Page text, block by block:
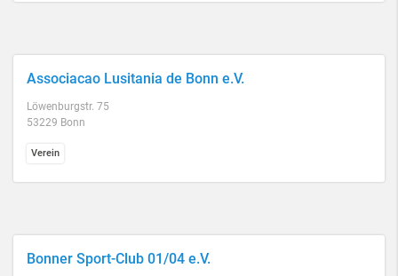
Associacao Lusitania de Bonn e.V.
Löwenburgstr. 75
53229 Bonn
Verein
Bonner Sport-Club 01/04 e.V.